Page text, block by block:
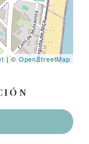
| © OpenStreetMap